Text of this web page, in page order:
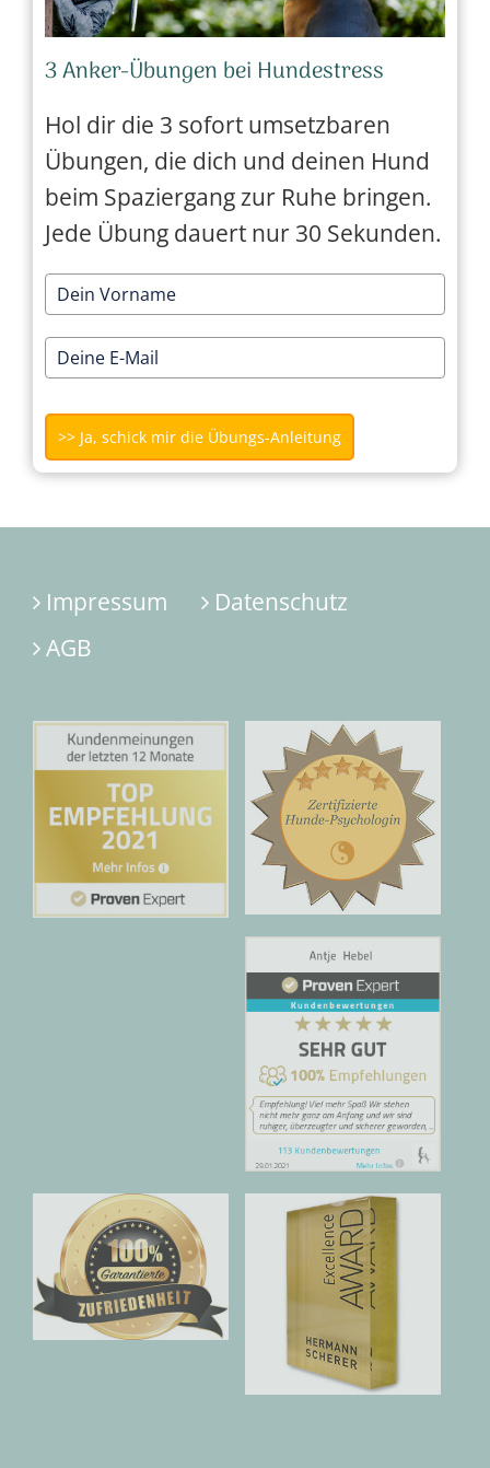
3 Anker-Übungen bei Hundestress
Hol dir die 3 sofort umsetzbaren
Übungen, die dich und deinen Hund
beim Spaziergang zur Ruhe bringen.
Jede Übung dauert nur 30 Sekunden.
>> Ja, schick mir die Übungs-Anleitung
Impressum
Datenschutz
AGB